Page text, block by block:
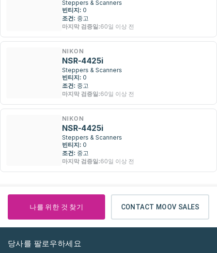
Steppers & Scanners
빈티지: 0
조건: 중고
마지막 검증일:60일 이상 전
NIKON
NSR-4425i
Steppers & Scanners
빈티지: 0
조건: 중고
마지막 검증일:60일 이상 전
NIKON
NSR-4425i
Steppers & Scanners
빈티지: 0
조건: 중고
마지막 검증일:60일 이상 전
나를 위한 것 찾기 CONTACT MOOV SALES
당사를 팔로우하세요